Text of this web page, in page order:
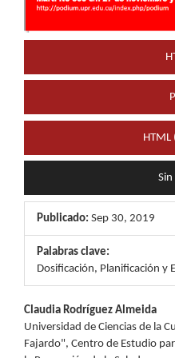
HTML
Publicado: Sep 30, 2019
Palabras clave:
Dosificación, Planificación y
Contenido
principal
Claudia Rodríguez Almeida
Universidad de Ciencias de la
Fajardo", Centro de Estudio